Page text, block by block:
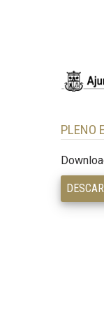
PLENO